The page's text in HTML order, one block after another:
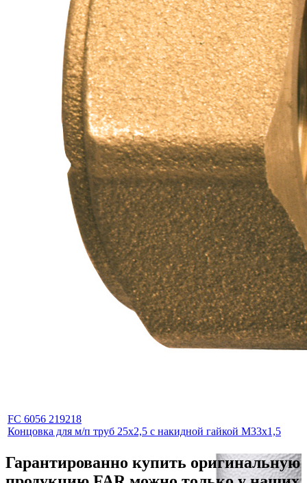
FC 6056 219218
Концовка для м/п труб 25х2,5 с накидной гайкой М33х1,5
Гарантированно купить оригинальную